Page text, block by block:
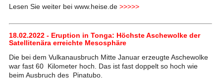
Lesen Sie weiter bei www.heise.de >>>>>
18.02.2022 - Eruption in Tonga: Höchste Aschewolke der
Satellitenära erreichte Mesosphäre
Die bei dem Vulkanausbruch Mitte Januar erzeugte Aschewolke
war fast 60 Kilometer hoch. Das ist fast doppelt so hoch wie
beim Ausbruch des Pinatubo.